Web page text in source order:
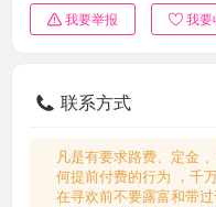
我要举报 我要
联系方式
凡是有要求路费、定金
何提前付费的行为 ，千
在寻欢前不要露富和带